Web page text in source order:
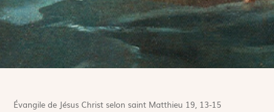
Évangile de Jésus Christ selon saint Matthieu 19, 13-15